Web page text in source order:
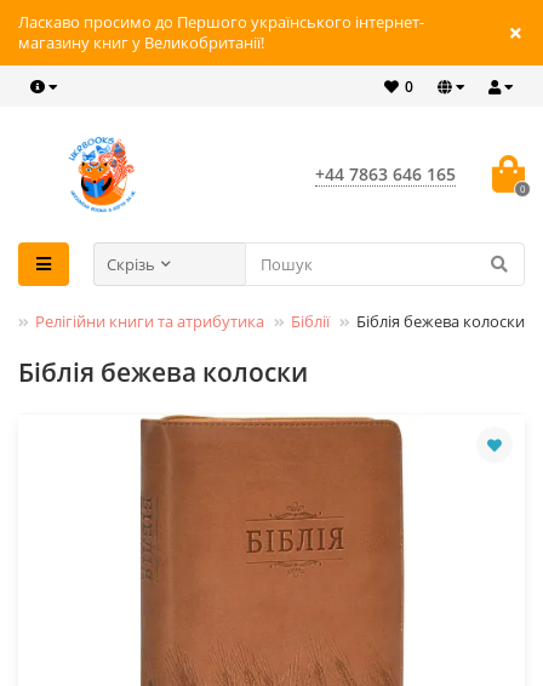
Ласкаво просимо до Першого українського інтернет-
магазину книг у Великобританії!
0
+44 7863 646 165
0
Скрізь
Релігійни книги та атрибутика Біблії Біблія бежева колоски
Біблія бежева колоски